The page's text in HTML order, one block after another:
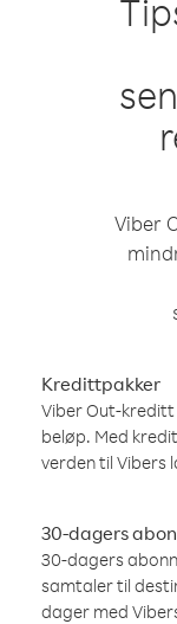
Viber
Kredittpakker
Viber Out-kreditt
beløp. Med
verden til Vibers
30-dagers
30-dagers
samtaler til
dager med